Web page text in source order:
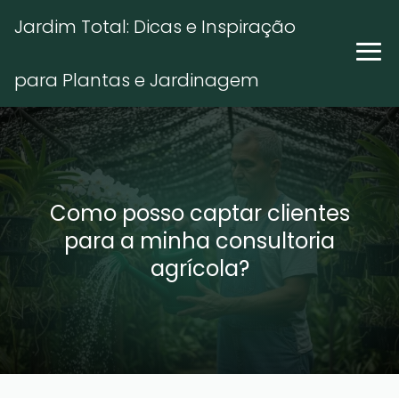
Jardim Total: Dicas e Inspiração
para Plantas e Jardinagem
Como posso captar clientes
para a minha consultoria
agrícola?